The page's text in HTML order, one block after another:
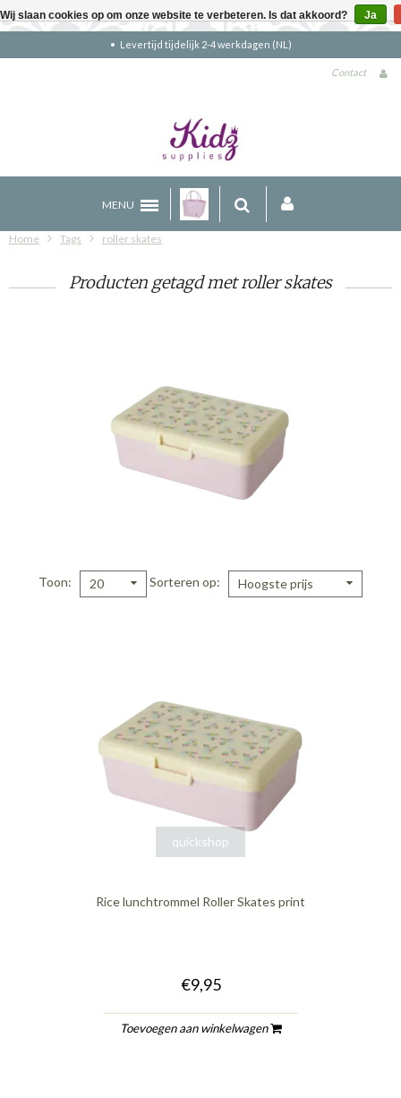
Levertijd tijdelijk 2-4 werkdagen (NL)
Contact
MENU
Home Tags roller skates
Producten getagd met roller skates
Toon 20 Sorteren op Hoogste prijs
quickshop
Rice lunchtrommel Roller Skates print
€9,95
Toevoegen aan winkelwagen
Wij slaan cookies op om onze website te verbeteren. Is dat akkoord? Ja